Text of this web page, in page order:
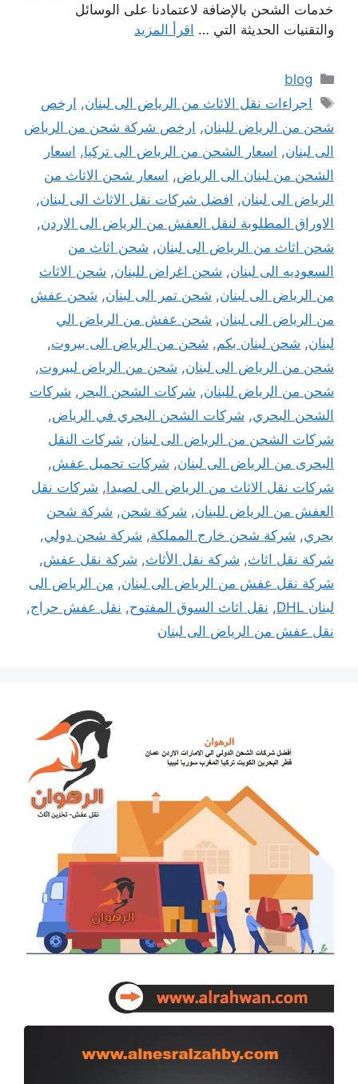
خدمات الشحن بالإضافة لاعتمادنا على الوسائل
والتقنيات الحديثة التي … اقرأ المزيد
التصنيفات
blog
الوسوم
اجراءات نقل الاثاث من الرياض الى لبنان, ارخص
شحن من الرياض للبنان, ارخص شركة شحن من الرياض
الى لبنان, اسعار الشحن من الرياض الى تركيا, اسعار
الشحن من لبنان الى الرياض, اسعار شحن الاثاث من
الرياض الى لبنان, افضل شركات نقل الاثاث الى لبنان,
الاوراق المطلوبة لنقل العفش من الرياض الى الاردن,
شحن اثاث من الرياض الى لبنان, شحن اثاث من
السعوديه الى لبنان, شحن اغراض للبنان, شحن الاثاث
من الرياض الى لبنان, شحن تمر الى لبنان, شحن عفش
من الرياض الى لبنان, شحن عفش من الرياض الي
لبنان, شحن لبنان بكم, شحن من الرياض الى بيروت,
شحن من الرياض الى لبنان, شحن من الرياض لبيروت,
شحن من الرياض للبنان, شركات الشحن البحر , شركات
الشحن البحري, شركات الشحن البحري في الرياض,
شركات الشحن من الرياض الى لبنان, شركات النقل
البحرى من الرياض الى لبنان, شركات تحميل عفش,
شركات نقل الاثاث من الرياض الى لصيدا , شركات نقل
العفش من الرياض للبنان, شركة شحن, شركة شحن
بحري, شركة شحن خارج المملكة, شركة شحن دولي,
شركة نقل اثاث, شركة نقل الأثاث, شركة نقل عفش,
شركة نقل عفش من الرياض الى لبنان, من الرياض الى
لبنان DHL
, نقل اثاث السوق المفتوح, نقل عفش حراج,
نقل عفش من الرياض الى لبنان